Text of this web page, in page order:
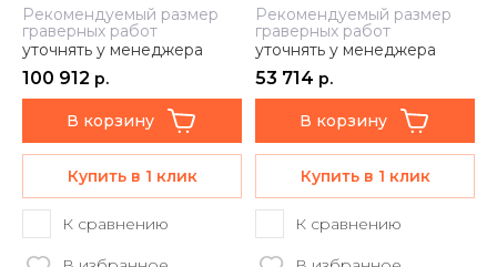
Рекомендуемый размер
граверных работ
уточнять у менеджера
100 912 р.
В корзину
Купить в 1 клик
К сравнению
Рекомендуемый размер
граверных работ
уточнять у менеджера
53 714 р.
В корзину
Купить в 1 клик
К сравнению